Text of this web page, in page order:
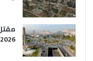
2026.. والأعلى في أيار